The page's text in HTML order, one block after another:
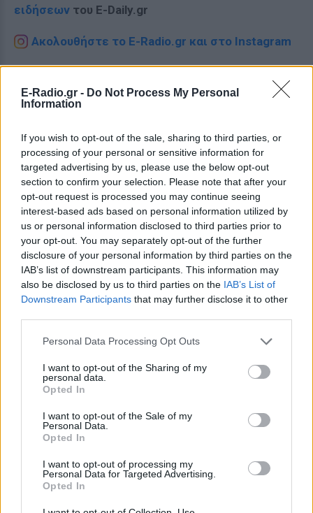
E-Radio.gr - Do Not Process My Personal
Information
If you wish to opt-out of the sale, sharing to third parties, or
processing of your personal or sensitive information for
targeted advertising by us, please use the below opt-out
section to confirm your selection. Please note that after your
opt-out request is processed you may continue seeing
interest-based ads based on personal information utilized by
us or personal information disclosed to third parties prior to
your opt-out. You may separately opt-out of the further
disclosure of your personal information by third parties on the
IAB’s list of downstream participants. This information may
also be disclosed by us to third parties on the IAB’s List of
Downstream Participants that may further disclose it to other
Personal Data Processing Opt Outs
I want to opt-out of the Sharing of my
personal data.
Opted In
I want to opt-out of the Sale of my
Personal Data.
Opted In
I want to opt-out of processing my
Personal Data for Targeted Advertising.
Opted In
ειδήσεων του E-Daily.gr
Ακολουθήστε το E-Radio.gr και στο Instagram
ΔΙΑΦΗΜΙΣΗ
ΣΤΗΝ ΙΔΙΑ ΚΑΤΗΓΟΡΙΑ
Γιατί δεν έσωσα το κουτάβι: Ο